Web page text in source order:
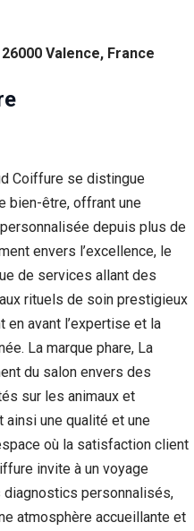
Valence, France
Coiffure se distingue
bien-être, offrant une
depuis plus de
envers l’excellence, le
de services allant des
rituels de soin prestigieux
avant l’expertise et la
La marque phare, La
du salon envers des
sur les animaux et
ainsi une qualité et une
où la satisfaction client
invite à un voyage
diagnostics personnalisés,
atmosphère accueillante et